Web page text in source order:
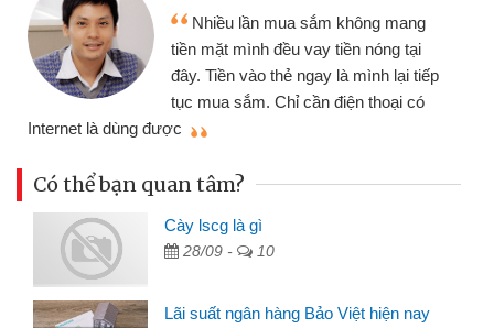
mang
nóng tại
lại tiếp
Tôi kinh doanh buôn bán nhỏ
nhiều lúc cần vốn nhập hàng,
đến website qua bạn bè giới
đã giải quyết được công việc
Có thể bạn quan tâm?
Cày lscg là gì
28/09 - 10
Lãi suất ngân hàng Bảo Việt hiện nay